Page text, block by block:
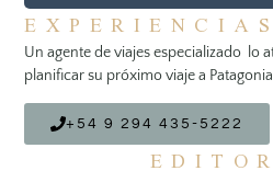
EXPERIENCIAS
Un agente de viajes especializado lo
planificar su próximo viaje a
+54 9 294 435-5222